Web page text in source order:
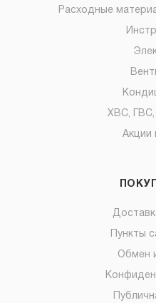
Расходные
ХВС, ГВС,
Акции
Пункты
Обмен